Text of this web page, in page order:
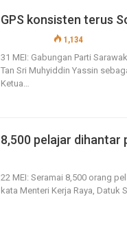
GPS konsisten terus
1,134
31 MEI: Gabungan Parti
Tan Sri Muhyiddin Yassin
Ketua
8,500 pelajar dihantar
22 MEI: Seramai 8,500 orang
kata Menteri Kerja Raya, Datuk